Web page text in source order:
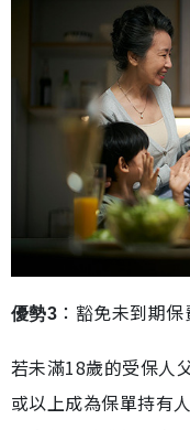
優勢3 ：豁免未到期保
若未滿18歲的受保人
或以上成為保單持有